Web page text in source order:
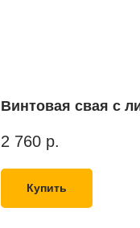
Винтовая свая с
2 760 р.
Купить